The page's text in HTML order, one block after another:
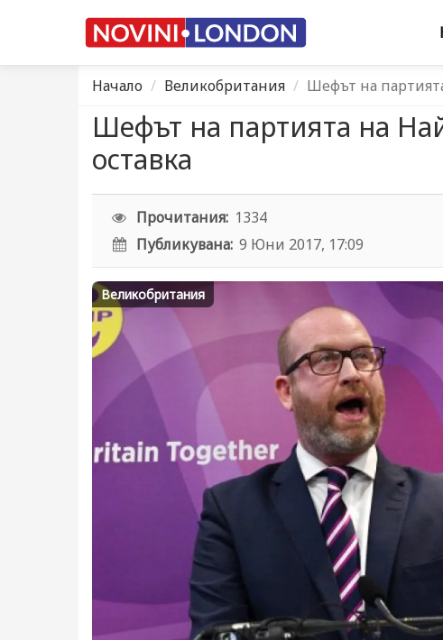
Начало Великобритания Шефът на
Шефът на партията на
оставка
Прочитания: 1334
Публикувана: 9 Юни 2017, 17:09
Великобритания